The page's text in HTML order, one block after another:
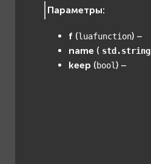
Параметры:
f (luafunction) –
name ( std.string
keep (bool) –